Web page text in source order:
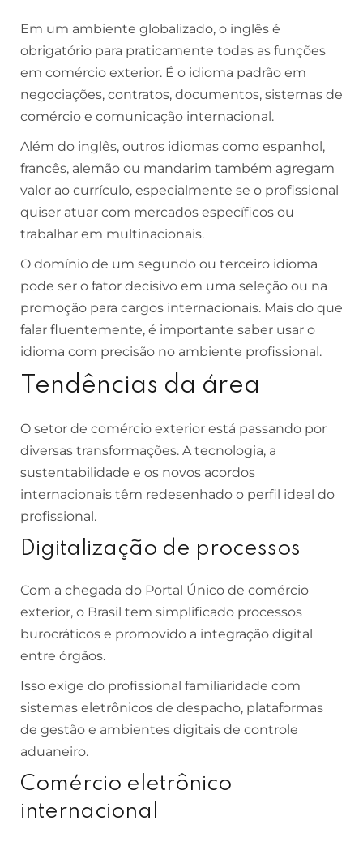
Em um ambiente globalizado, o inglês é
obrigatório para praticamente todas as funções
em comércio exterior. É o idioma padrão em
negociações, contratos, documentos, sistemas de
comércio e comunicação internacional.
Além do inglês, outros idiomas como espanhol,
francês, alemão ou mandarim também agregam
valor ao currículo, especialmente se o profissional
quiser atuar com mercados específicos ou
trabalhar em multinacionais.
O domínio de um segundo ou terceiro idioma
pode ser o fator decisivo em uma seleção ou na
promoção para cargos internacionais. Mais do que
falar fluentemente, é importante saber usar o
idioma com precisão no ambiente profissional.
Tendências da área
O setor de comércio exterior está passando por
diversas transformações. A tecnologia, a
sustentabilidade e os novos acordos
internacionais têm redesenhado o perfil ideal do
profissional.
Digitalização de processos
Com a chegada do Portal Único de comércio
exterior, o Brasil tem simplificado processos
burocráticos e promovido a integração digital
entre órgãos.
Isso exige do profissional familiaridade com
sistemas eletrônicos de despacho, plataformas
de gestão e ambientes digitais de controle
aduaneiro.
Comércio eletrônico
internacional